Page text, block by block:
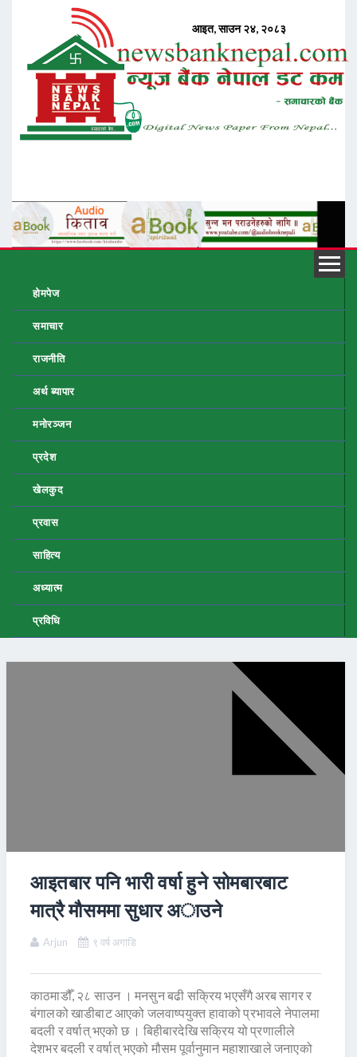
होमपेज
समाचार
राजनीति
अर्थ ब्यापार
मनोरञ्जन
प्रदेश
खेलकुद
प्रवास
साहित्य
अध्यात्म
प्रविधि
आइतबार पनि भारी वर्षा हुने सोमबारबाट
मात्रै मौसममा सुधार अाउने
Arjun ९ वर्ष अगाडि
काठमाडौँ, २८ साउन । मनसुन बढी सक्रिय भएसँगै अरब सागर र
बंगालको खाडीबाट आएको जलवाष्पयुक्त हावाको प्रभावले नेपालमा
बदली र वर्षात् भएको छ । बिहीबारदेखि सक्रिय यो प्रणालीले
देशभर बदली र वर्षात् भएको मौसम पूर्वानुमान महाशाखाले जनाएको